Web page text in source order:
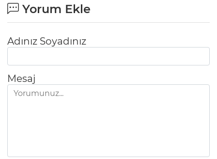
Yorum Ekle
Adınız Soyadınız
Mesaj